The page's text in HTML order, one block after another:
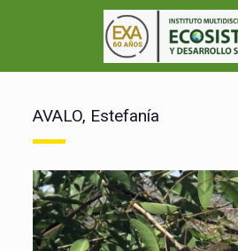
AVALO, Estefanía